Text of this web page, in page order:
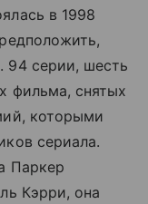
в 1998
94 серии, шесть
фильма, снятых
которыми
сериала.
Паркер
Кэрри, она